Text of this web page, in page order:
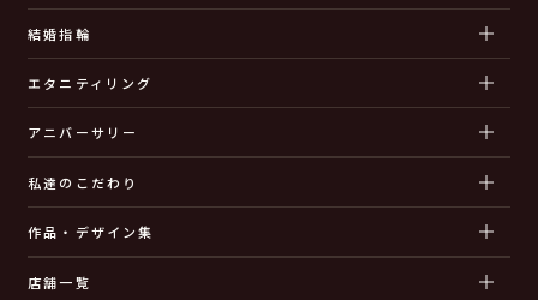
結婚指輪
エタニティリング
アニバーサリー
私達のこだわり
作品・デザイン集
店舗一覧